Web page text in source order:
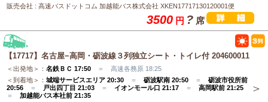
販売会社 : 高速バスドットコム 加越能バス株式会社 XKEN17717130120001便
3500 円 ? 席
【17717】名古屋−高岡・砺波線３列独立シート・トイレ付 204600011
＜出発地＞： 名鉄ＢＣ 17:50 ＝ 高速各務原 18:25
＜到着地＞： 城端サービスエリア 20:30 ＝ 砺波駅南 20:50 ＝ 砺波市役所前
20:56 ＝ 戸出四丁目 21:03 ＝ イオンモール口 21:17 ＝ 高岡駅前 21:25
＝ 加越能バス本社前 21:35